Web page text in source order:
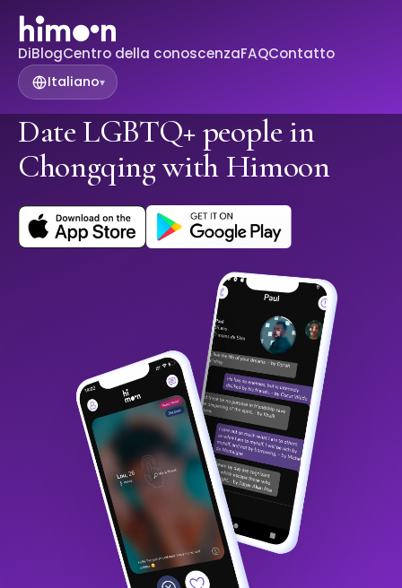
DiBlogCentro della conoscenzaFAQContatto
Italiano▾
Date LGBTQ+ people in
Chongqing with Himoon